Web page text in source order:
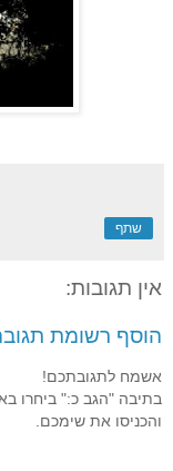
שתף
אין תגובות:
הוסף רשומת
אשמח לתגובתכם!
בתיבה "הגב כ:" ביחרו
והכניסו את שימכם.